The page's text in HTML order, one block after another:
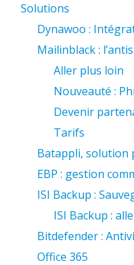
Solutions
Dynawoo :
Mailinblack :
Aller plus loin
Nouveauté :
Devenir
Tarifs
Batappli, solution
EBP : gestion
ISI Backup :
ISI Backup :
Bitdefender :
Office 365